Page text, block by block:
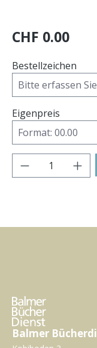
CHF 0.00
Bestellzeichen
Eigenpreis
Produkt
Balmer